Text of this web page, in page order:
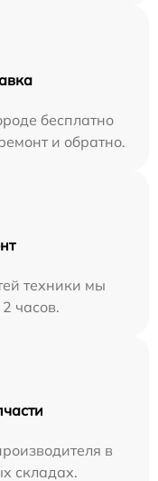
бесплатно
и обратно.
техники мы
часов.
в
складах.